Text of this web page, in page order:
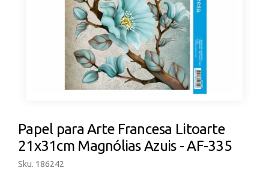
Papel para Arte Francesa Litoarte
21x31cm Magnólias Azuis - AF-335
Sku. 186242